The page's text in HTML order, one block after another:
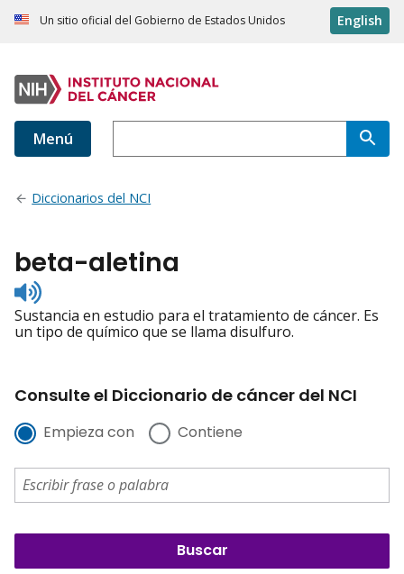
Un sitio oficial del Gobierno de Estados Unidos English
Menú
Diccionarios del NCI
beta-aletina
Listen
to
pronunciation
Sustancia en estudio para el tratamiento de cáncer. Es
un tipo de químico que se llama disulfuro.
Consulte el Diccionario de cáncer del NCI
Empieza con Contiene